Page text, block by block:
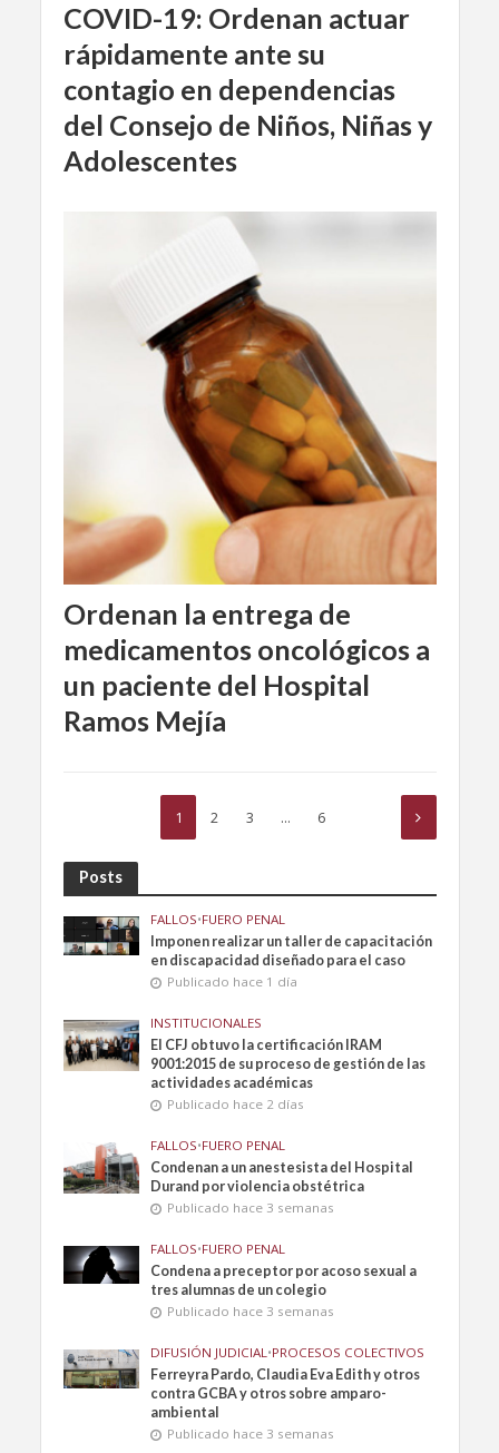
COVID-19: Ordenan actuar
rápidamente ante su
contagio en dependencias
del Consejo de Niños, Niñas y
Adolescentes
Ordenan la entrega de
medicamentos oncológicos a
un paciente del Hospital
Ramos Mejía
1 2 3 … 6
Posts
FALLOS•FUERO PENAL
Imponen realizar un taller de capacitación
en discapacidad diseñado para el caso
Publicado hace 1 día
INSTITUCIONALES
El CFJ obtuvo la certificación IRAM
9001:2015 de su proceso de gestión de las
actividades académicas
Publicado hace 2 días
FALLOS•FUERO PENAL
Condenan a un anestesista del Hospital
Durand por violencia obstétrica
Publicado hace 3 semanas
FALLOS•FUERO PENAL
Condena a preceptor por acoso sexual a
tres alumnas de un colegio
Publicado hace 3 semanas
DIFUSIÓN JUDICIAL•PROCESOS COLECTIVOS
Ferreyra Pardo, Claudia Eva Edith y otros
contra GCBA y otros sobre amparo-
ambiental
Publicado hace 3 semanas